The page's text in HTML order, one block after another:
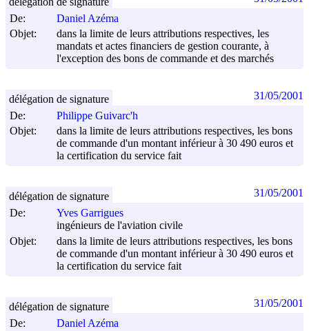
De:
Daniel Azéma
Objet:
dans la limite de leurs attributions respectives, les
mandats et actes financiers de gestion courante, à
l'exception des bons de commande et des marchés
De:
Philippe Guivarc'h
Objet:
dans la limite de leurs attributions respectives, les bons
de commande d'un montant inférieur à 30 490 euros et
la certification du service fait
délégation de signature 31/05/2001
De:
Yves Garrigues
ingénieurs de l'aviation civile
Objet:
dans la limite de leurs attributions respectives, les bons
de commande d'un montant inférieur à 30 490 euros et
la certification du service fait
délégation de signature 31/05/2001
De:
Daniel Azéma
délégation de signature 31/05/2001